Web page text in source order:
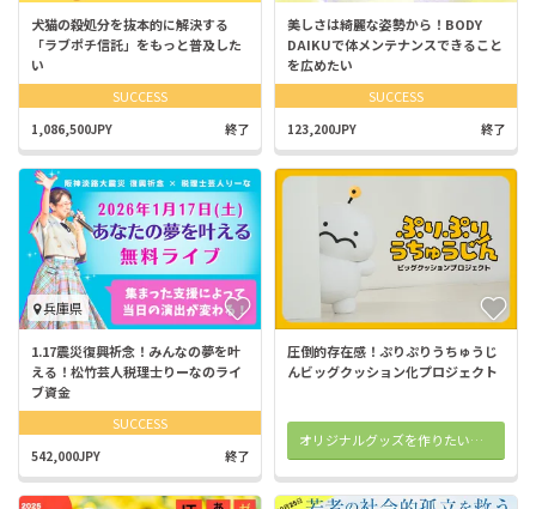
犬猫の殺処分を抜本的に解決する
「ラブポチ信託」をもっと普及した
い
SUCCESS
1,086,500JPY 終了
美しさは綺麗な姿勢から！BODY
DAIKUで体メンテナンスできること
を広めたい
SUCCESS
123,200JPY 終了
兵庫県
1.17震災復興祈念！みんなの夢を叶
える！松竹芸人税理士りーなのライ
ブ資金
SUCCESS
542,000JPY 終了
圧倒的存在感！ぷりぷりうちゅうじ
んビッグクッション化プロジェクト
オリジナルグッズを作りたい方はこちら！